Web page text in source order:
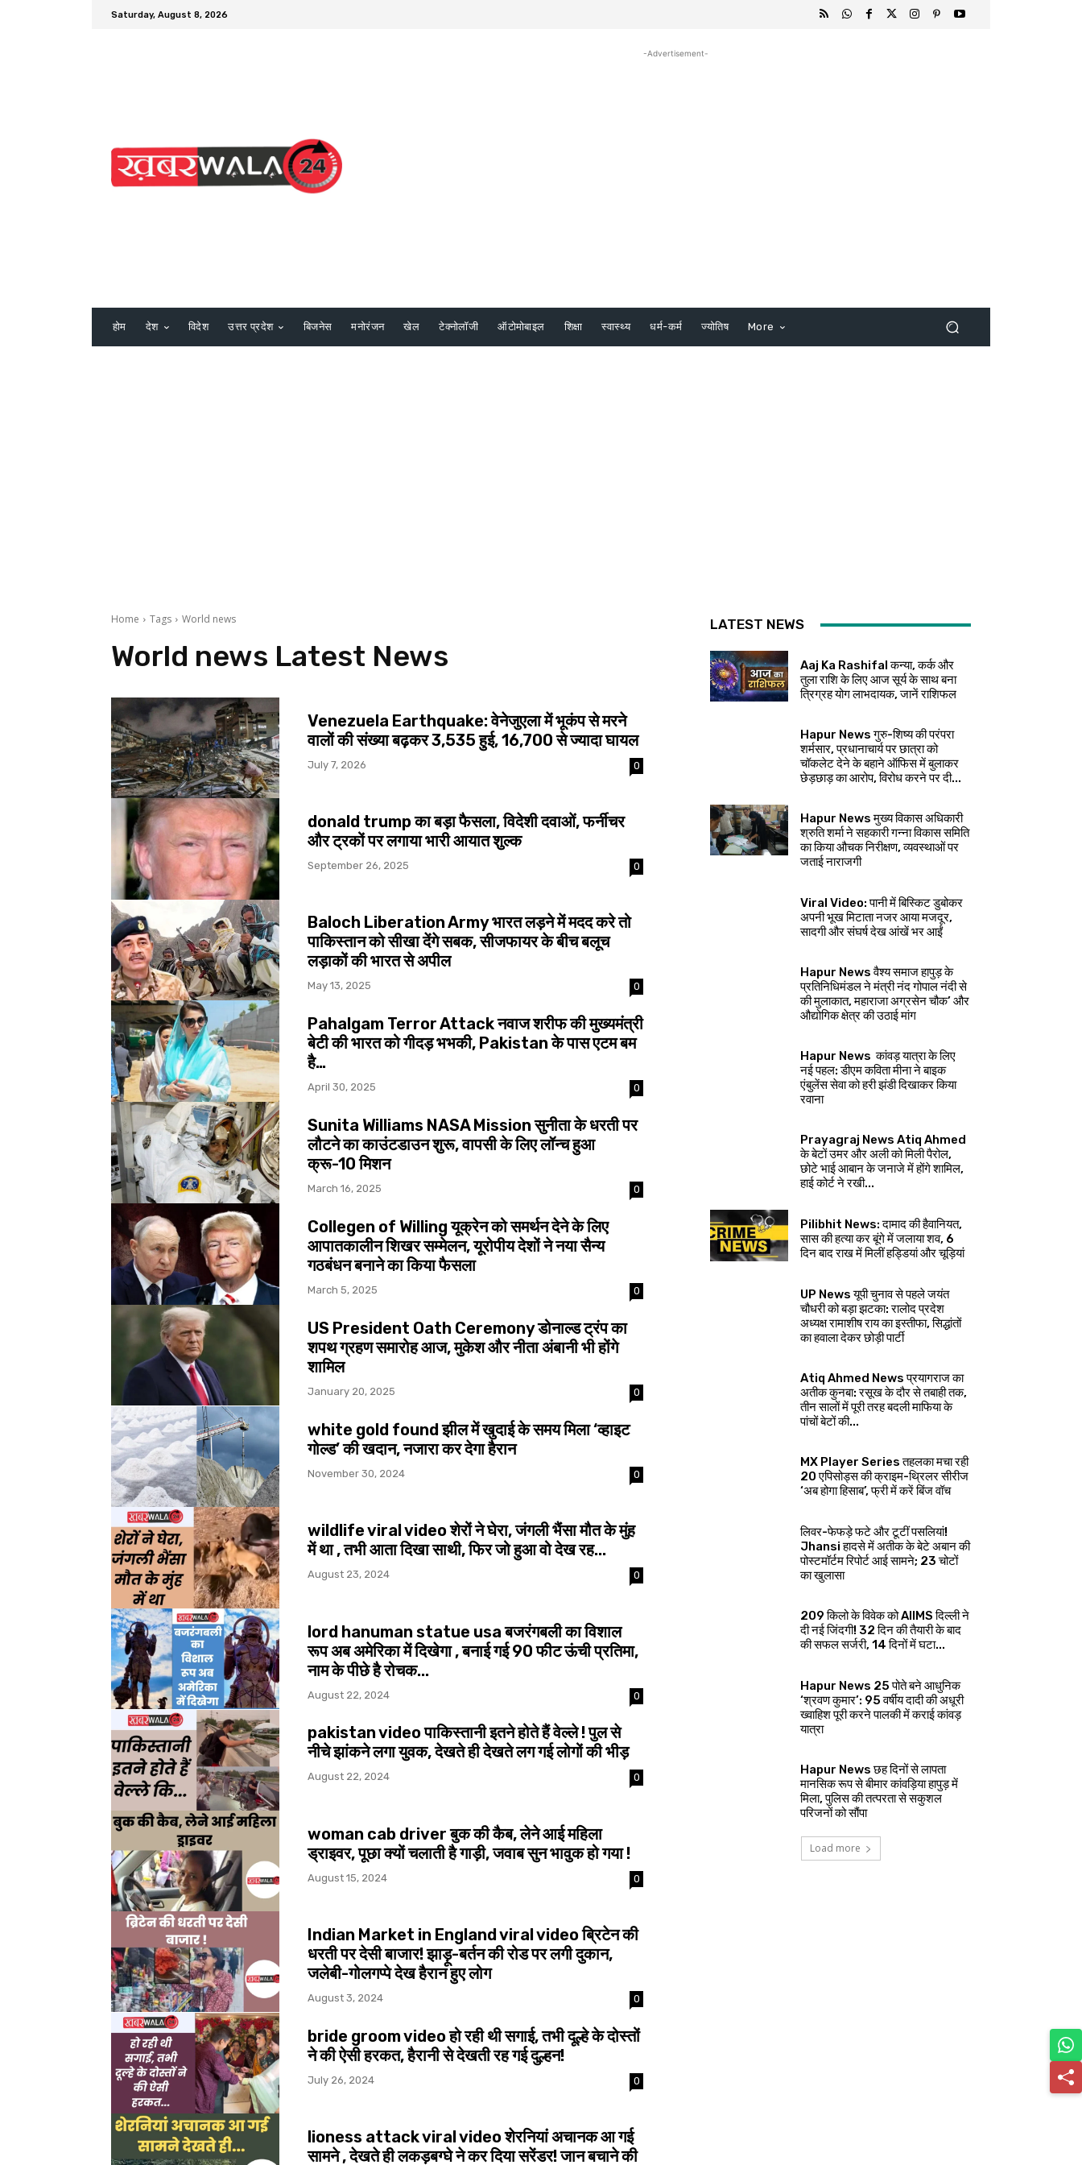
Saturday, August 8, 2026
-Advertisement-
होम देश विदेश उत्तर प्रदेश बिजनेस मनोरंजन खेल टेक्नोलॉजी ऑटोमोबाइल शिक्षा स्वास्थ्य धर्म-कर्म ज्योतिष More
Home Tags World news
World news Latest News
Venezuela Earthquake: वेनेजुएला में भूकंप से मरने
वालों की संख्या बढ़कर 3,535 हुई, 16,700 से ज्यादा घायल
July 7, 2026 0
donald trump का बड़ा फैसला, विदेशी दवाओं, फर्नीचर
और ट्रकों पर लगाया भारी आयात शुल्क
September 26, 2025 0
Baloch Liberation Army भारत लड़ने में मदद करे तो
पाकिस्तान को सीखा देंगे सबक, सीजफायर के बीच बलूच
लड़ाकों की भारत से अपील
May 13, 2025 0
Pahalgam Terror Attack नवाज शरीफ की मुख्यमंत्री
बेटी की भारत को गीदड़ भभकी, Pakistan के पास एटम बम
है…
April 30, 2025 0
Sunita Williams NASA Mission सुनीता के धरती पर
लौटने का काउंटडाउन शुरू, वापसी के लिए लॉन्च हुआ
क्रू-10 मिशन
March 16, 2025 0
Collegen of Willing यूक्रेन को समर्थन देने के लिए
आपातकालीन शिखर सम्मेलन, यूरोपीय देशों ने नया सैन्य
गठबंधन बनाने का किया फैसला
March 5, 2025 0
US President Oath Ceremony डोनाल्ड ट्रंप का
शपथ ग्रहण समारोह आज, मुकेश और नीता अंबानी भी होंगे
शामिल
January 20, 2025 0
white gold found झील में खुदाई के समय मिला ‘व्हाइट
गोल्ड’ की खदान, नजारा कर देगा हैरान
November 30, 2024 0
wildlife viral video शेरों ने घेरा, जंगली भैंसा मौत के मुंह
में था , तभी आता दिखा साथी, फिर जो हुआ वो देख रह...
August 23, 2024 0
lord hanuman statue usa बजरंगबली का विशाल
रूप अब अमेरिका में दिखेगा , बनाई गई 90 फीट ऊंची प्रतिमा,
नाम के पीछे है रोचक...
August 22, 2024 0
pakistan video पाकिस्तानी इतने होते हैं वेल्ले ! पुल से
नीचे झांकने लगा युवक, देखते ही देखते लग गई लोगों की भीड़
August 22, 2024 0
woman cab driver बुक की कैब, लेने आई महिला
ड्राइवर, पूछा क्यों चलाती है गाड़ी, जवाब सुन भावुक हो गया !
August 15, 2024 0
Indian Market in England viral video ब्रिटेन की
धरती पर देसी बाजार! झाड़ू-बर्तन की रोड पर लगी दुकान,
जलेबी-गोलगप्पे देख हैरान हुए लोग
August 3, 2024 0
bride groom video हो रही थी सगाई, तभी दूल्हे के दोस्तों
ने की ऐसी हरकत, हैरानी से देखती रह गई दुल्हन!
July 26, 2024 0
lioness attack viral video शेरनियां अचानक आ गई
सामने , देखते ही लकड़बग्घे ने कर दिया सरेंडर! जान बचाने की
LATEST NEWS
Aaj Ka Rashifal कन्या, कर्क और
तुला राशि के लिए आज सूर्य के साथ बना
त्रिग्रह योग लाभदायक, जानें राशिफल
Hapur News गुरु-शिष्य की परंपरा
शर्मसार, प्रधानाचार्य पर छात्रा को
चॉकलेट देने के बहाने ऑफिस में बुलाकर
छेड़छाड़ का आरोप, विरोध करने पर दी...
Hapur News मुख्य विकास अधिकारी
श्रुति शर्मा ने सहकारी गन्ना विकास समिति
का किया औचक निरीक्षण, व्यवस्थाओं पर
जताई नाराजगी
Viral Video: पानी में बिस्किट डुबोकर
अपनी भूख मिटाता नजर आया मजदूर,
सादगी और संघर्ष देख आंखें भर आईं
Hapur News वैश्य समाज हापुड़ के
प्रतिनिधिमंडल ने मंत्री नंद गोपाल नंदी से
की मुलाकात, महाराजा अग्रसेन चौक’ और
औद्योगिक क्षेत्र की उठाई मांग
Hapur News कांवड़ यात्रा के लिए
नई पहल: डीएम कविता मीना ने बाइक
एंबुलेंस सेवा को हरी झंडी दिखाकर किया
रवाना
Prayagraj News Atiq Ahmed
के बेटों उमर और अली को मिली पैरोल,
छोटे भाई आबान के जनाजे में होंगे शामिल,
हाई कोर्ट ने रखी...
Pilibhit News: दामाद की हैवानियत,
सास की हत्या कर बूंगे में जलाया शव, 6
दिन बाद राख में मिलीं हड्डियां और चूड़ियां
UP News यूपी चुनाव से पहले जयंत
चौधरी को बड़ा झटका: रालोद प्रदेश
अध्यक्ष रामाशीष राय का इस्तीफा, सिद्धांतों
का हवाला देकर छोड़ी पार्टी
Atiq Ahmed News प्रयागराज का
अतीक कुनबा: रसूख के दौर से तबाही तक,
तीन सालों में पूरी तरह बदली माफिया के
पांचों बेटों की...
MX Player Series तहलका मचा रही
20 एपिसोड्स की क्राइम-थ्रिलर सीरीज
‘अब होगा हिसाब’, फ्री में करें बिंज वॉच
लिवर-फेफड़े फटे और टूटीं पसलियां!
Jhansi हादसे में अतीक के बेटे अबान की
पोस्टमॉर्टम रिपोर्ट आई सामने; 23 चोटों
का खुलासा
209 किलो के विवेक को AIIMS दिल्ली ने
दी नई जिंदगी! 32 दिन की तैयारी के बाद
की सफल सर्जरी, 14 दिनों में घटा...
Hapur News 25 पोते बने आधुनिक
‘श्रवण कुमार’: 95 वर्षीय दादी की अधूरी
ख्वाहिश पूरी करने पालकी में कराई कांवड़
यात्रा
Hapur News छह दिनों से लापता
मानसिक रूप से बीमार कांवड़िया हापुड़ में
मिला, पुलिस की तत्परता से सकुशल
परिजनों को सौंपा
Load more